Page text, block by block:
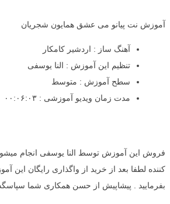
آموزش نت پیانو می عشق همایون شجریان
آهنگ ساز : اردشیر کامکار
تنظیم این آموزش : النا یوسفی
سطح آموزش : متوسط
مدت زمان ویدیو آموزشی : ۰۰:۰۶:۰۳
فروش این آموزش توسط النا یوسفی انجام
کننده لطفا بعد از خرید از واگذاری رایگان این
بفرمایید . پیشاپیش از حسن همکاری شما